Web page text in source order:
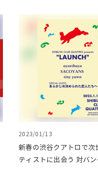
2023/01/13
新春の渋谷クアトロで次
ティストに出会う 対バ